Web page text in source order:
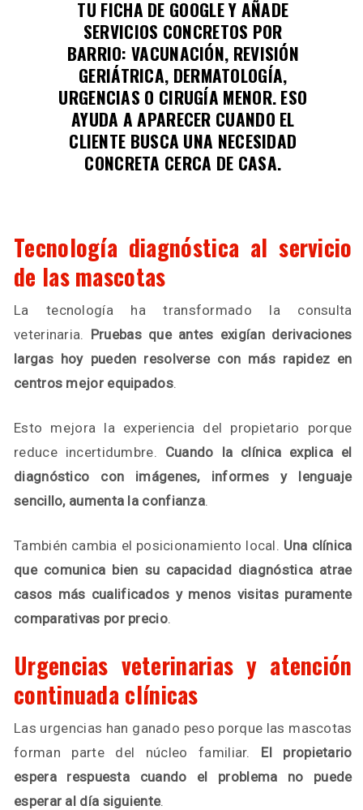
TU FICHA DE GOOGLE Y AÑADE
SERVICIOS CONCRETOS POR
BARRIO: VACUNACIÓN, REVISIÓN
GERIÁTRICA, DERMATOLOGÍA,
URGENCIAS O CIRUGÍA MENOR.ESO
AYUDA A APARECER CUANDO EL
CLIENTE BUSCA UNA NECESIDAD
CONCRETA CERCA DE CASA.
Tecnología diagnóstica al servicio
de las mascotas
La tecnología ha transformado la consulta
veterinaria. Pruebas que antes exigían derivaciones
largas hoy pueden resolverse con más rapidez en
centros mejor equipados.
Esto mejora la experiencia del propietario porque
reduce incertidumbre. Cuando la clínica explica el
diagnóstico con imágenes, informes y lenguaje
sencillo, aumenta la confianza.
También cambia el posicionamiento local. Una clínica
que comunica bien su capacidad diagnóstica atrae
casos más cualificados y menos visitas puramente
comparativas por precio.
Urgencias veterinarias y atención
continuada clínicas
Las urgencias han ganado peso porque las mascotas
forman parte del núcleo familiar. El propietario
espera respuesta cuando el problema no puede
esperar al día siguiente.